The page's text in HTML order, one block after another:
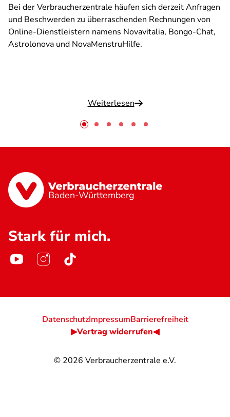
Bei der Verbraucherzentrale häufen sich derzeit Anfragen
und Beschwerden zu überraschenden Rechnungen von
Online-Dienstleistern namens Novavitalia, Bongo-Chat,
Astrolonova und NovaMenstruHilfe.
Weiterlesen
Baden-Württemberg
Stark für mich.
© 2026 Verbraucherzentrale e.V.
DatenschutzImpressumBarrierefreiheit
▶Vertrag widerrufen◀